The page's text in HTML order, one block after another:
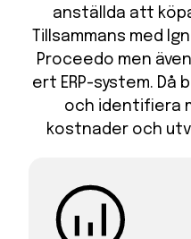
anställda att
Tillsammans med
Proceedo men
ert ERP-system.
och identifiera
kostnader och